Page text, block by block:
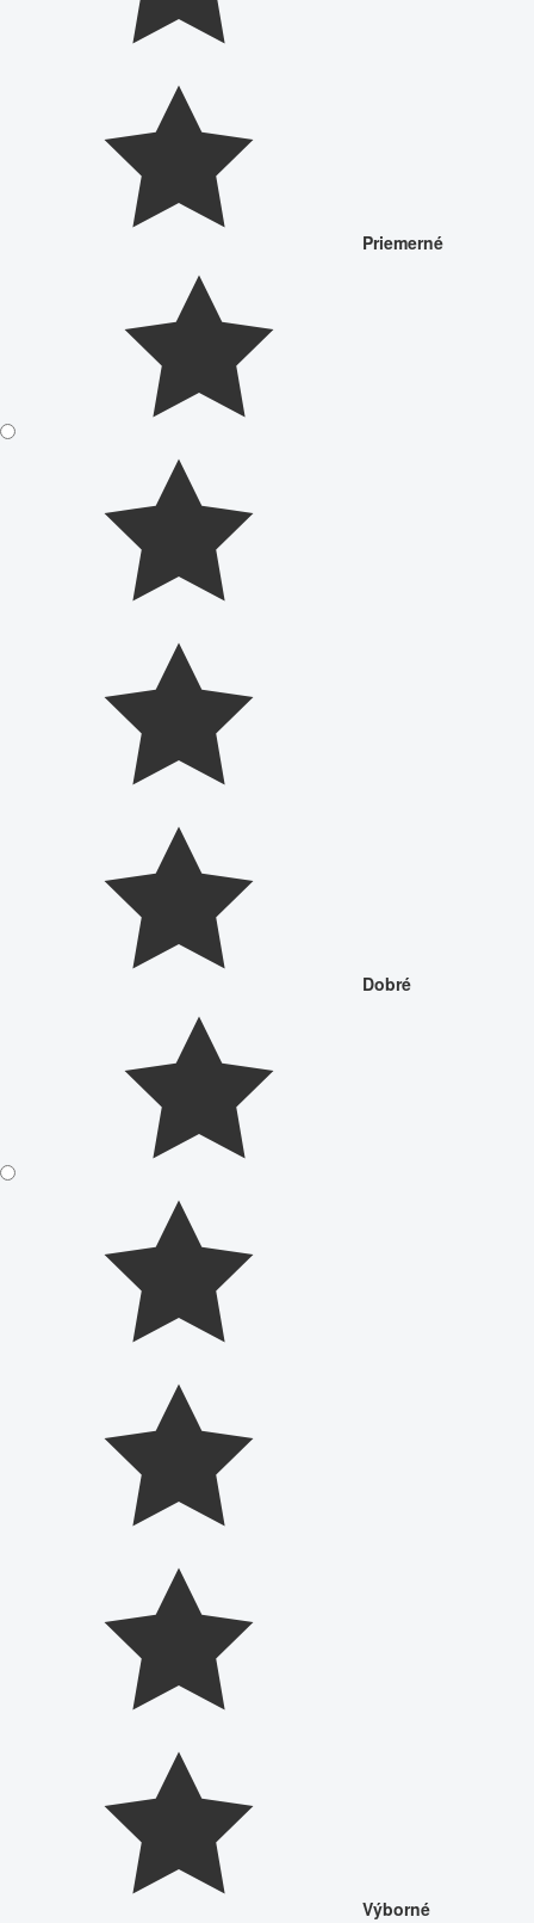
Priemerné
Dobré
Výborné